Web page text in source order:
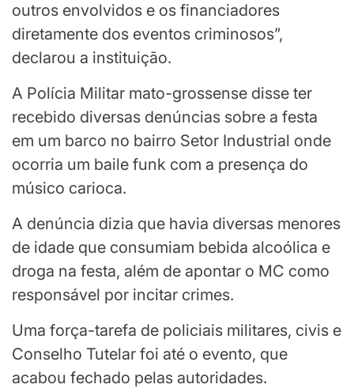
outros envolvidos e os financiadores
diretamente dos eventos criminosos”,
declarou a instituição.
A Polícia Militar mato-grossense disse ter
recebido diversas denúncias sobre a festa
em um barco no bairro Setor Industrial onde
ocorria um baile funk com a presença do
músico carioca.
A denúncia dizia que havia diversas menores
de idade que consumiam bebida alcoólica e
droga na festa, além de apontar o MC como
responsável por incitar crimes.
Uma força-tarefa de policiais militares, civis e
Conselho Tutelar foi até o evento, que
acabou fechado pelas autoridades.